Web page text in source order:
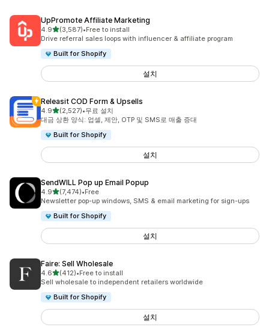
UpPromote Affiliate Marketing
4.9별 5개 중
(3,587)
총 리뷰 3587개
•Free to install
Drive referral sales loops with influencer & affiliate program
Built for Shopify
설치
Releasit COD Form & Upsells
4.9별 5개 중
(2,527)
총 리뷰 2527개
•무료 설치
대금 상환 양식: 업셀, 제안, OTP 및 SMS로 매출 증대
Built for Shopify
설치
SendWILL Pop up Email Popup
4.9별 5개 중
(7,474)
총 리뷰 7474개
•Free
Newsletter pop-up windows, SMS & email marketing for sign-ups
Built for Shopify
설치
Faire: Sell Wholesale
4.6별 5개 중
(412)
총 리뷰 412개
•Free to install
Sell wholesale to independent retailers worldwide
Built for Shopify
설치